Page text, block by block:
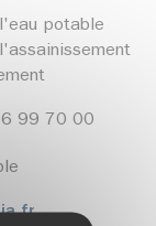
potable
99 70 00